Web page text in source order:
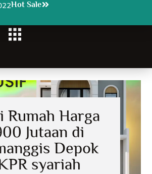
Hot Sale
Rumah Harga
Jutaan di
Depok
syariah